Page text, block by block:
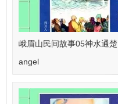
峨眉山民间故事05神水通楚
angel